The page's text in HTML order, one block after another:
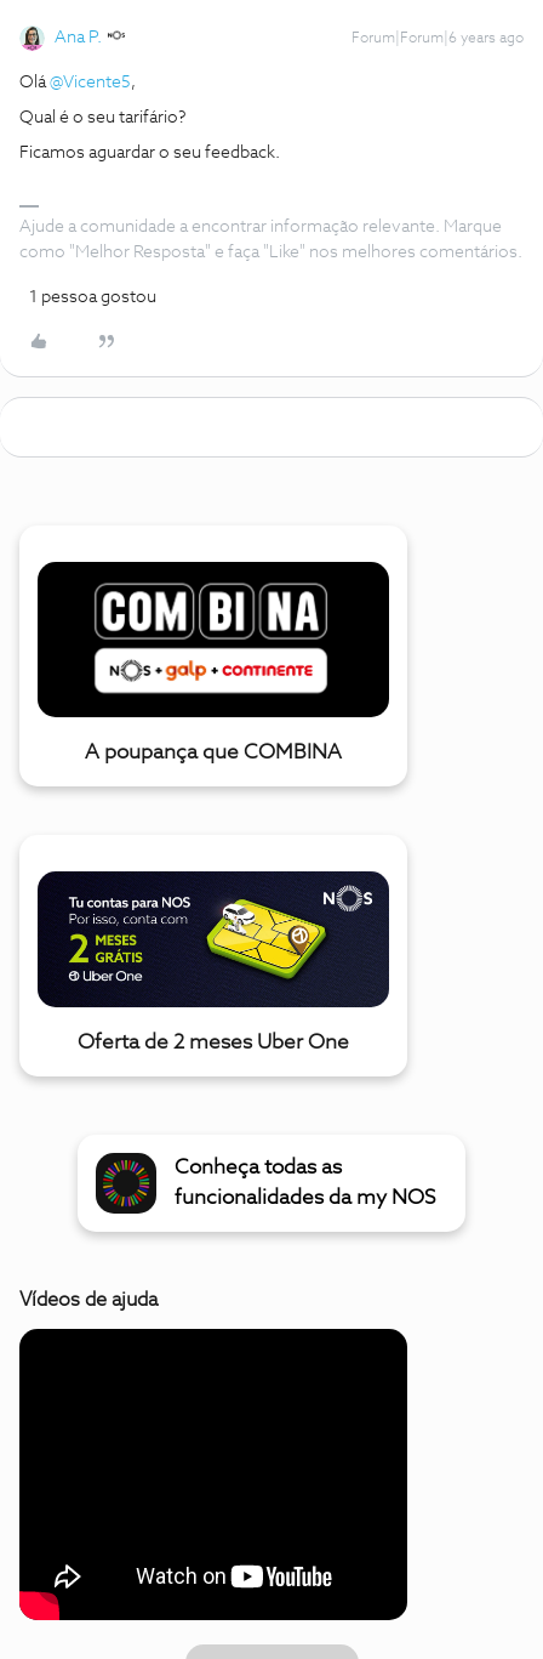
Ana P. Forum|Forum|6 years ago
Olá@Vicente5,
Qual é o seu tarifário?
Ficamos aguardar o seu feedback.
Ajude a comunidade a encontrar informação relevante. Marque
como "Melhor Resposta" e faça "Like" nos melhores comentários.
1 pessoa gostou
A poupança que COMBINA
Oferta de 2 meses Uber One
Conheça todas as
funcionalidades da my NOS
Vídeos de ajuda